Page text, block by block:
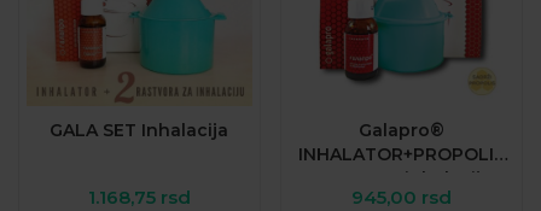
GALA SET Inhalacija
1.168,75 rsd
Galapro®
INHALATOR+PROPOLIS
rastvor za inhalaciju
945,00 rsd